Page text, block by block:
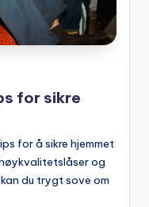
for sikre
for å sikre hjemmet
og
du trygt sove om